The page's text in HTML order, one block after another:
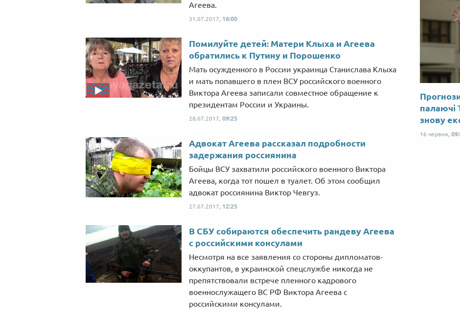
Агеева.
31.07.2017, 16:00
Помилуйте детей: Матери Клыха и Агеева
обратились к Путину и Порошенко
Мать осужденного в России украинца Станислава Клыха
и мать попавшего в плен ВСУ российского военного
Виктора Агеева записали совместное обращение к
президентам России и Украины.
28.07.2017, 09:25
Адвокат Агеева рассказал подробности
задержания россиянина
Бойцы ВСУ захватили российского военного Виктора
Агеева, когда тот пошел в туалет. Об этом сообщил
адвокат россиянина Виктор Чевгуз.
27.07.2017, 12:25
В СБУ собираются обеспечить рандеву Агеева
с российскими консулами
Несмотря на все заявления со стороны дипломатов-
оккупантов, в украинской спецслужбе никогда не
препятствовали встрече пленного кадрового
военнослужащего ВС РФ Виктора Агеева с
российскими консулами.
палаючі
знову
16 червня,